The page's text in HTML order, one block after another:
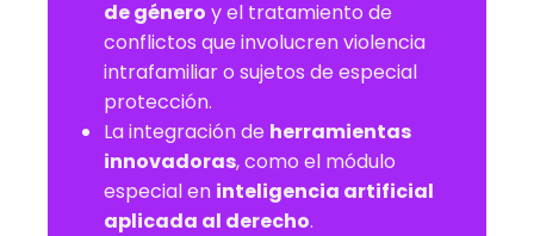
de género y el tratamiento de
conflictos que involucren violencia
intrafamiliar o sujetos de especial
protección.
La integración de herramientas
innovadoras, como el módulo
especial en inteligencia artificial
aplicada al derecho.